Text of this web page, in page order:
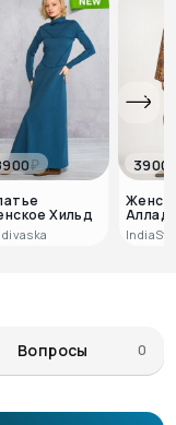
₽
Хильд
3900
Вопросы 0